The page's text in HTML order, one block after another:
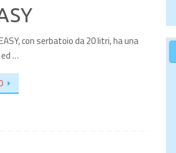
con serbatoio da 20 litri, ha una
…